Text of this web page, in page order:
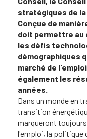
stratégiques de
Conçue de
doit permettre au
les défis
démographiques
marché de
également les
années.
Dans un monde en
transition
marqueront
l'emploi, la politique